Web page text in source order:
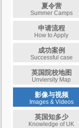
夏令营
Summer Camps
申请流程
How to Apply
成功案例
Successful case
英国院校地图
Unviersity Map
影像与视频
Images & Videos
英国知多少
Knowledge of UK